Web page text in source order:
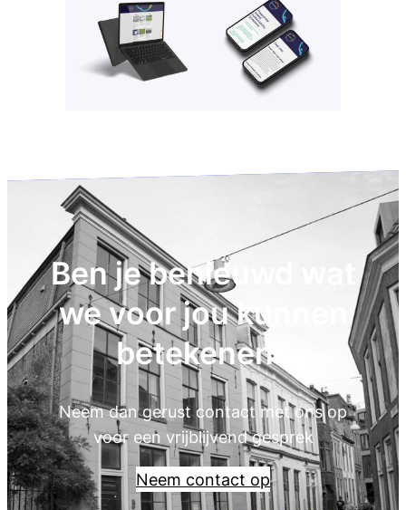
Ben je benieuwd wat
we voor jou kunnen
betekenen?
Neem dan gerust contact met ons op
voor een vrijblijvend gesprek
Neem contact op